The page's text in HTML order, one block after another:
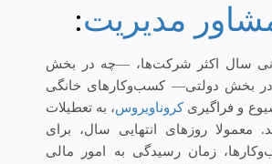
مدیریت:
سال اکثر شرکت‌ها، —چه در بخش
بخش دولتی— کسب‌وکارهای خانگی
و فراگیریکروناویروس، به تعطیلات
معمولا روزهای انتهایی سال، برای
زمان رسیدگی به امور مالی